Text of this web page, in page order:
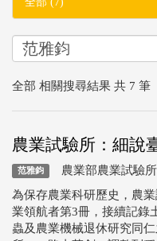
全部 相關搜尋結果 共 7 筆
農業試驗所：細說
范雅鈞 農業部農業試驗所
為保存農業科研歷史，農
業領航者第3冊，接續記錄
蟲及農業機械退休研究同